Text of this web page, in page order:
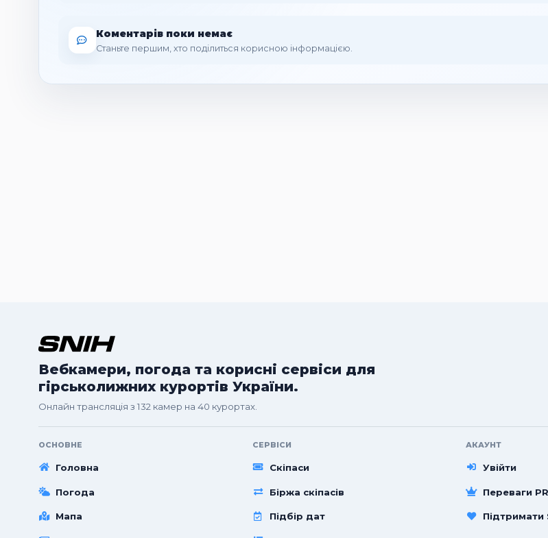
Коментарів поки немає
Станьте першим, хто поділиться корисною інформацією.
Вебкамери, погода та корисні сервіси для
гірськолижних курортів України.
Онлайн трансляція з 132 камер на 40 курортах.
ОСНОВНЕ
Головна
Погода
Мапа
СЕРВІСИ
Скіпаси
Біржа скіпасів
Підбір дат
АКАУНТ
Увійти
Переваги
Підтримати